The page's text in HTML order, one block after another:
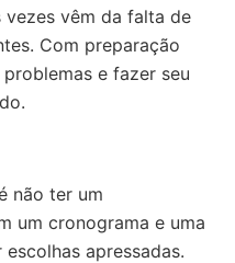
vezes vêm da falta de
Com preparação
e fazer seu
não ter um
um cronograma e uma
apressadas.